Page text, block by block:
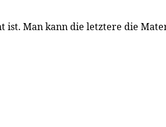
ist. Man kann die letztere die